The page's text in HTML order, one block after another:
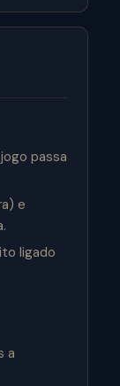
passa
e
ligado
a